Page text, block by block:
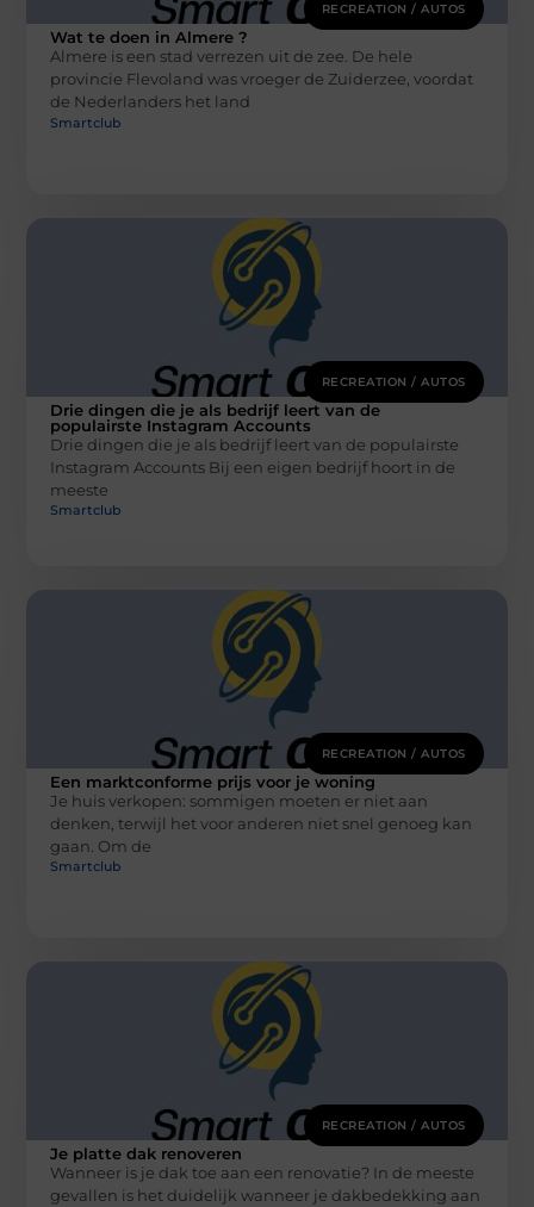
RECREATION / AUTOS
Wat te doen in Almere ?
Almere is een stad verrezen uit de zee. De hele
provincie Flevoland was vroeger de Zuiderzee, voordat
de Nederlanders het land
Smartclub
RECREATION / AUTOS
Drie dingen die je als bedrijf leert van de
populairste Instagram Accounts
Drie dingen die je als bedrijf leert van de populairste
Instagram Accounts Bij een eigen bedrijf hoort in de
meeste
Smartclub
RECREATION / AUTOS
Een marktconforme prijs voor je woning
Je huis verkopen: sommigen moeten er niet aan
denken, terwijl het voor anderen niet snel genoeg kan
gaan. Om de
Smartclub
RECREATION / AUTOS
Je platte dak renoveren
Wanneer is je dak toe aan een renovatie? In de meeste
gevallen is het duidelijk wanneer je dakbedekking aan